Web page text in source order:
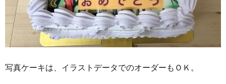
写真ケーキは、イラストデータでのオーダーもＯＫ。